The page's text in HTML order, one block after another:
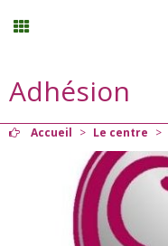
Stages vacances
Adhésion
Accueil > Le centre >